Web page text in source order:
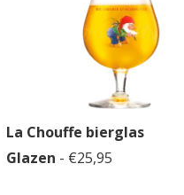
La Chouffe bierglas
Glazen - €25,95